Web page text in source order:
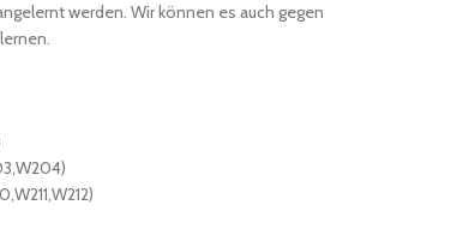
werden. Wir können es auch gegen